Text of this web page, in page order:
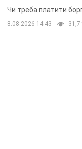
неочікуване
Чи треба платити
8.08.2026 14:43 31,7